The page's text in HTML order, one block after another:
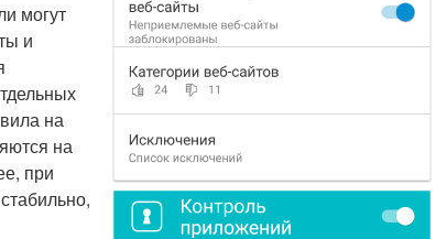
могут
и
на
на
при